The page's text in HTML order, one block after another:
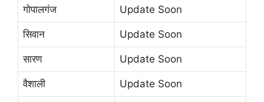
गोपालगंज Update Soon
सिवान Update Soon
सारण Update Soon
वैशाली Update Soon